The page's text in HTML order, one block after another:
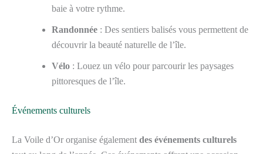
baie à votre rythme.
Randonnée : Des sentiers balisés vous permettent de
découvrir la beauté naturelle de l’île.
Vélo : Louez un vélo pour parcourir les paysages
pittoresques de l’île.
Événements culturels
La Voile d’Or organise également des événements culturels